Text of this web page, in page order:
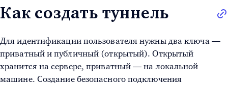
Как создать туннель
Для идентификации пользователя нужны два ключа —
приватный и публичный (открытый). Открытый
хранится на сервере, приватный — на локальной
машине. Создание безопасного подключения